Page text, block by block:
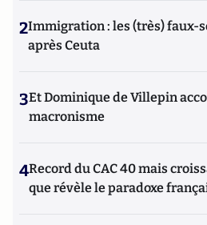
2Immigration : les (très) faux-
après Ceuta
3Et Dominique de Villepin
macronisme
4Record du CAC 40 mais
que révèle le paradoxe